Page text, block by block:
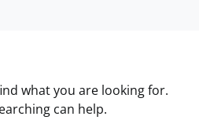
what you are looking for.
can help.